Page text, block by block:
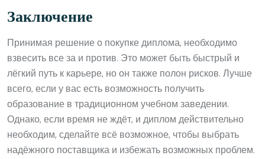
Заключение
Принимая решение о покупке диплома, необходимо
взвесить все за и против. Это может быть быстрый и
лёгкий путь к карьере, но он также полон рисков. Лучше
всего, если у вас есть возможность получить
образование в традиционном учебном заведении.
Однако, если время не ждёт, и диплом действительно
необходим, сделайте всё возможное, чтобы выбрать
надёжного поставщика и избежать возможных проблем.